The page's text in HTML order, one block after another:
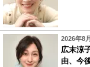
2026年8
広末涼
由、今